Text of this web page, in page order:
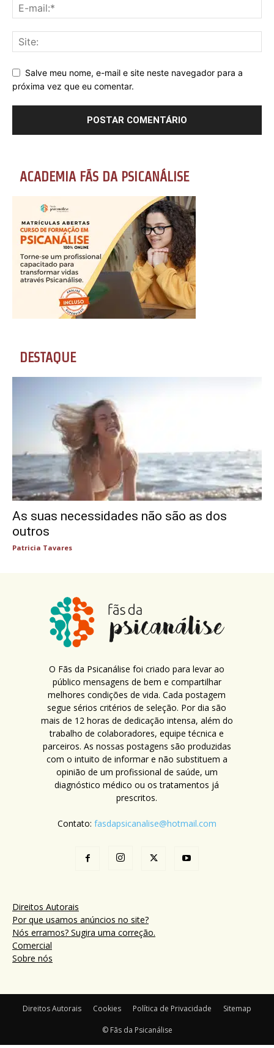
Salve meu nome, e-mail e site neste navegador para a
próxima vez que eu comentar.
ACADEMIA FÃS DA PSICANÁLISE
DESTAQUE
As suas necessidades não são as dos
outros
Patricia Tavares
O Fãs da Psicanálise foi criado para levar ao
público mensagens de bem e compartilhar
melhores condições de vida. Cada postagem
segue sérios critérios de seleção. Por dia são
mais de 12 horas de dedicação intensa, além do
trabalho de colaboradores, equipe técnica e
parceiros. As nossas postagens são produzidas
com o intuito de informar e não substituem a
opinião de um profissional de saúde, um
diagnóstico médico ou os tratamentos já
prescritos.
Contato: fasdapsicanalise@hotmail.com
Direitos Autorais
Por que usamos anúncios no site?
Nós erramos? Sugira uma correção.
Comercial
Sobre nós
Direitos Autorais Cookies Política de Privacidade Sitemap
© Fãs da Psicanálise